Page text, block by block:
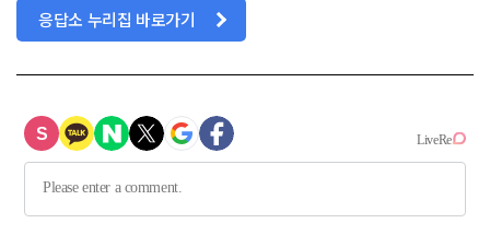
응답소 누리집 바로가기